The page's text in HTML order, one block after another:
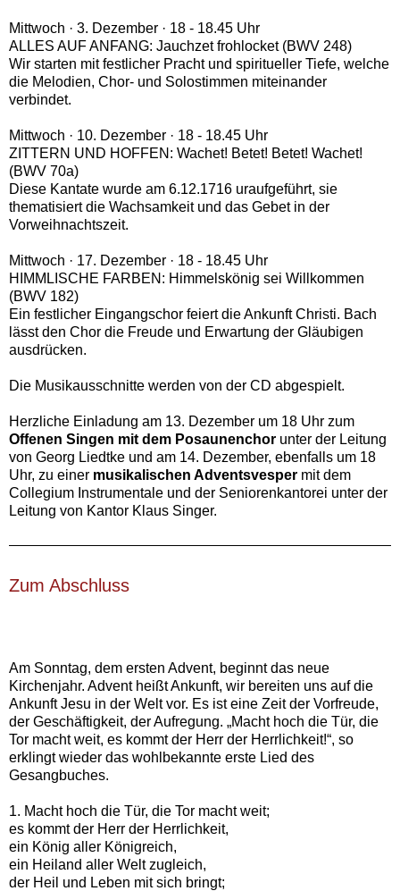
Mittwoch · 3. Dezember · 18 - 18.45 Uhr
ALLES AUF ANFANG: Jauchzet frohlocket (BWV 248)
Wir starten mit festlicher Pracht und spiritueller Tiefe, welche
die Melodien, Chor- und Solostimmen miteinander
verbindet.
Mittwoch · 10. Dezember · 18 - 18.45 Uhr
ZITTERN UND HOFFEN: Wachet! Betet! Betet! Wachet!
(BWV 70a)
Diese Kantate wurde am 6.12.1716 uraufgeführt, sie
thematisiert die Wachsamkeit und das Gebet in der
Vorweihnachtszeit.
Mittwoch · 17. Dezember · 18 - 18.45 Uhr
HIMMLISCHE FARBEN: Himmelskönig sei Willkommen
(BWV 182)
Ein festlicher Eingangschor feiert die Ankunft Christi. Bach
lässt den Chor die Freude und Erwartung der Gläubigen
ausdrücken.
Die Musikausschnitte werden von der CD abgespielt.
Herzliche Einladung am 13. Dezember um 18 Uhr zum
Offenen Singen mit dem Posaunenchor unter der Leitung
von Georg Liedtke und am 14. Dezember, ebenfalls um 18
Uhr, zu einer musikalischen Adventsvesper mit dem
Collegium Instrumentale und der Seniorenkantorei unter der
Leitung von Kantor Klaus Singer.
Zum Abschluss‍
Am Sonntag, dem ersten Advent, beginnt das neue
Kirchenjahr. Advent heißt Ankunft, wir bereiten uns auf die
Ankunft Jesu in der Welt vor. Es ist eine Zeit der Vorfreude,
der Geschäftigkeit, der Aufregung. „Macht hoch die Tür, die
Tor macht weit, es kommt der Herr der Herrlichkeit!“, so
erklingt wieder das wohlbekannte erste Lied des
Gesangbuches.
1. Macht hoch die Tür, die Tor macht weit;
es kommt der Herr der Herrlichkeit,
ein König aller Königreich,
ein Heiland aller Welt zugleich,
der Heil und Leben mit sich bringt;